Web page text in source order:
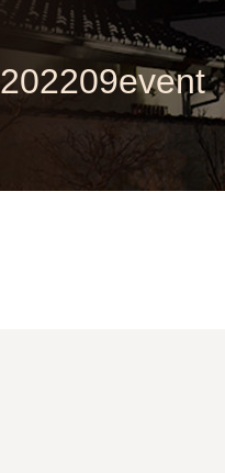
202209event